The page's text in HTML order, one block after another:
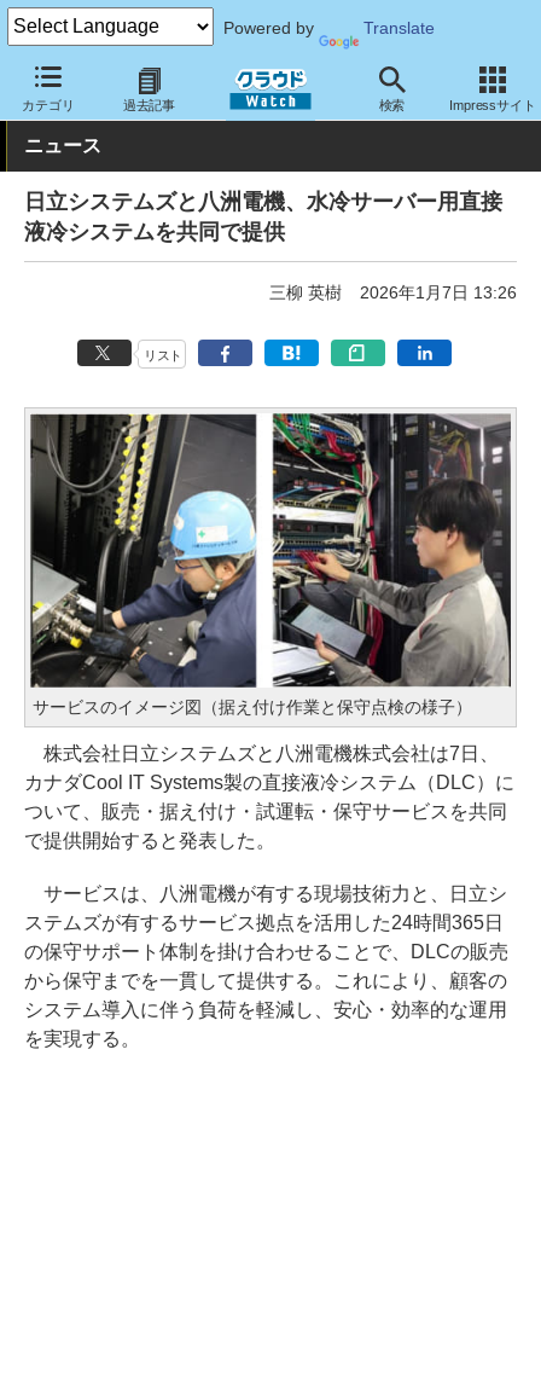
Powered by Translate
カテゴリ 過去記事 検索 Impressサイト
クラウド Watch トピック 協業・提携 国内
ニュース
日立システムズと八洲電機、水冷サーバー用直接
液冷システムを共同で提供
三柳 英樹 2026年1月7日 13:26
リスト
サービスのイメージ図（据え付け作業と保守点検の様子）
株式会社日立システムズと八洲電機株式会社は7日、
カナダCool IT Systems製の直接液冷システム（DLC）に
ついて、販売・据え付け・試運転・保守サービスを共同
で提供開始すると発表した。
サービスは、八洲電機が有する現場技術力と、日立シ
ステムズが有するサービス拠点を活用した24時間365日
の保守サポート体制を掛け合わせることで、DLCの販売
から保守までを一貫して提供する。これにより、顧客の
システム導入に伴う負荷を軽減し、安心・効率的な運用
を実現する。